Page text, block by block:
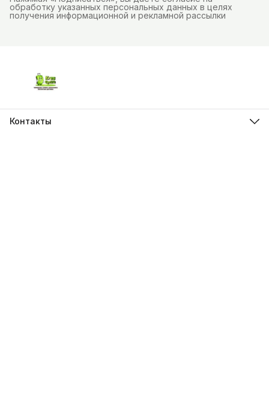
обработку указанных персональных данных в целях
получения информационной и рекламной рассылки
Контакты